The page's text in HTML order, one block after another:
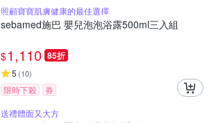
照顧寶寶肌膚健康的最佳選擇
sebamed施巴 嬰兒泡泡浴露500ml三入組
$1,110 85折
5 (10)
限時下殺
券
送禮體面又大方